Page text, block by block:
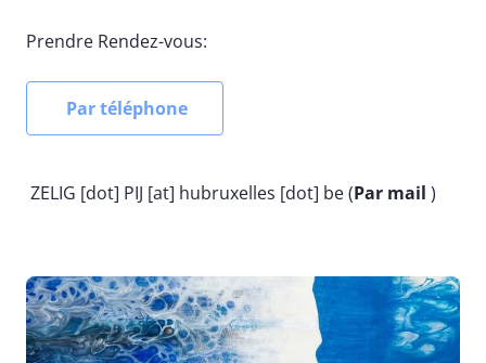
Prendre Rendez-vous:
Par téléphone
ZELIG [dot] PIJ [at] hubruxelles [dot] be(Par mail )
Image